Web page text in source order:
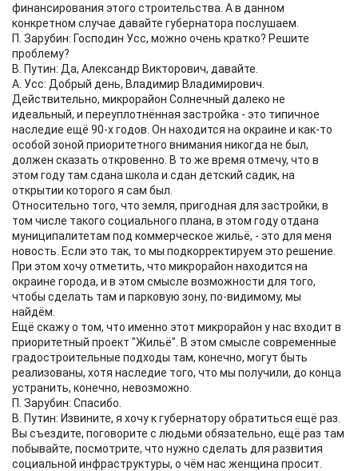
финансирования этого строительства. А в данном
конкретном случае давайте губернатора послушаем.
П. Зарубин: Господин Усс, можно очень кратко? Решите
проблему?
В. Путин: Да, Александр Викторович, давайте.
А. Усс: Добрый день, Владимир Владимирович.
Действительно, микрорайон Солнечный далеко не
идеальный, и переуплотнённая застройка - это типичное
наследие ещё 90-х годов. Он находится на окраине и как-то
особой зоной приоритетного внимания никогда не был,
должен сказать откровенно. В то же время отмечу, что в
этом году там сдана школа и сдан детский садик, на
открытии которого я сам был.
Относительно того, что земля, пригодная для застройки, в
том числе такого социального плана, в этом году отдана
муниципалитетам под коммерческое жильё, - это для меня
новость. Если это так, то мы подкорректируем это решение.
При этом хочу отметить, что микрорайон находится на
окраине города, и в этом смысле возможности для того,
чтобы сделать там и парковую зону, по-видимому, мы
найдём.
Ещё скажу о том, что именно этот микрорайон у нас входит в
приоритетный проект "Жильё". В этом смысле современные
градостроительные подходы там, конечно, могут быть
реализованы, хотя наследие того, что мы получили, до конца
устранить, конечно, невозможно.
П. Зарубин: Спасибо.
В. Путин: Извините, я хочу к губернатору обратиться ещё раз.
Вы съездите, поговорите с людьми обязательно, ещё раз там
побывайте, посмотрите, что нужно сделать для развития
социальной инфраструктуры, о чём нас женщина просит.